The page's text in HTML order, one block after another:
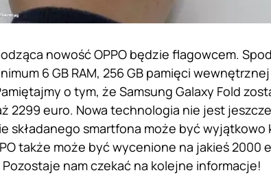
nowość OPPO będzie flagowcem.
6 GB RAM, 256 GB pamięci
o tym, że Samsung Galaxy Fold
2299 euro. Nowa technologia nie jest
składanego smartfona może być wyjątkowo
także może być wycenione na jakieś 2000
nam czekać na kolejne informacje!